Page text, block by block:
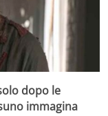
dopo le
immagina